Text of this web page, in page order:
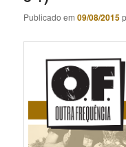
Publicado em09/08/2015